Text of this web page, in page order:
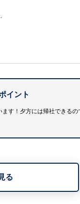
など、健康経営のワー
えします
の卸売
イント
す！夕方には帰社できる
る